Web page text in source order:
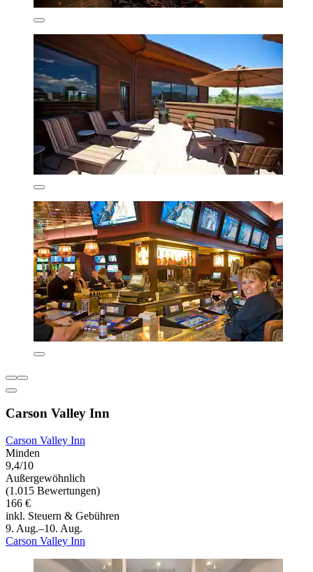
Carson Valley Inn
Carson Valley Inn
Minden
9,4/10
Außergewöhnlich
(1.015 Bewertungen)
166 €
inkl. Steuern & Gebühren
9. Aug.–10. Aug.
Carson Valley Inn